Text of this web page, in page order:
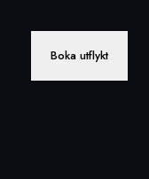
Boka utflykt